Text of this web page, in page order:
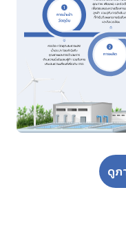
ดูภ